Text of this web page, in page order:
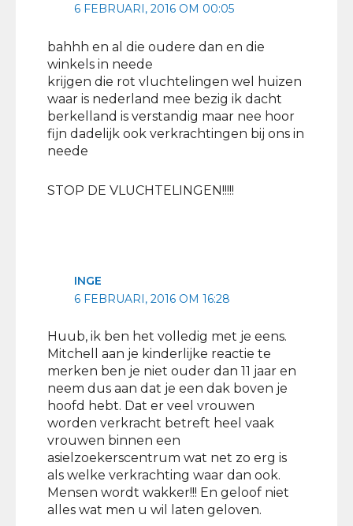
6 FEBRUARI, 2016 OM 00:05
bahhh en al die oudere dan en die
winkels in neede
krijgen die rot vluchtelingen wel huizen
waar is nederland mee bezig ik dacht
berkelland is verstandig maar nee hoor
fijn dadelijk ook verkrachtingen bij ons in
neede
STOP DE VLUCHTELINGEN!!!!!
INGE
6 FEBRUARI, 2016 OM 16:28
Huub, ik ben het volledig met je eens.
Mitchell aan je kinderlijke reactie te
merken ben je niet ouder dan 11 jaar en
neem dus aan dat je een dak boven je
hoofd hebt. Dat er veel vrouwen
worden verkracht betreft heel vaak
vrouwen binnen een
asielzoekerscentrum wat net zo erg is
als welke verkrachting waar dan ook.
Mensen wordt wakker!!! En geloof niet
alles wat men u wil laten geloven.